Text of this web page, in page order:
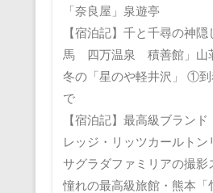
「奈良屋」泉遊亭
【宿泊記】千と千尋の神
馬 四万温泉 積善館」山
冬の「星のや軽井沢」 ①到
で
【宿泊記】最高級ブラン
レッジ・リッツカールトン
サグラダファミリアの撮影
憧れの最高級旅館・熊本「